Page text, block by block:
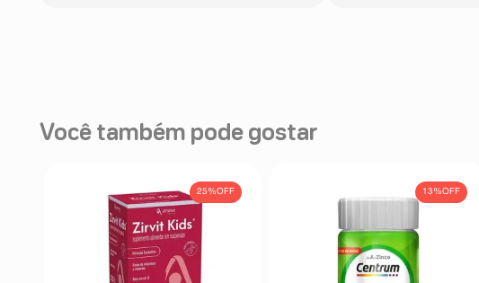
Você também pode gostar
25%OFF 13%OFF